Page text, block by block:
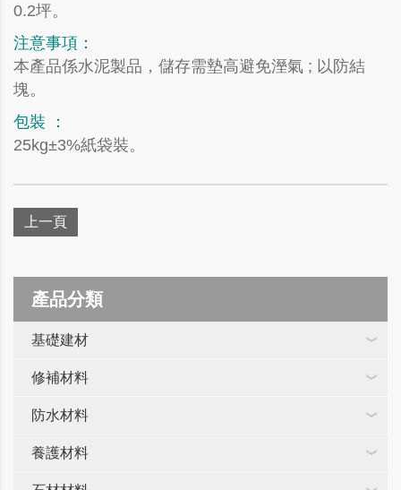
0.2坪。
注意事項：
本產品係水泥製品，儲存需墊高避免溼氣 ; 以防結
塊。
包裝 ：
25kg±3%紙袋裝。
上一頁
產品分類
基礎建材
修補材料
防水材料
養護材料